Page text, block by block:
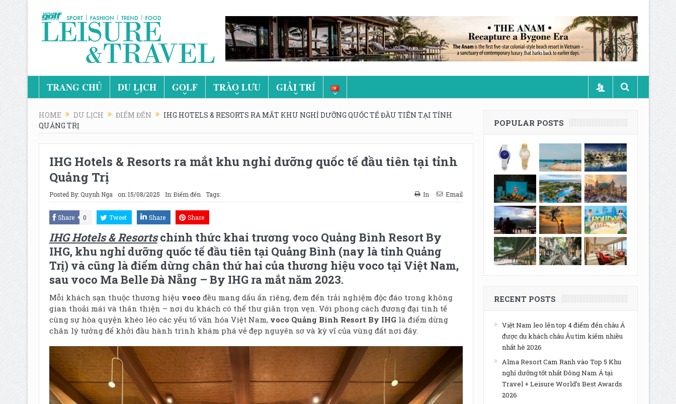
TRANG CHỦ DU LỊCH GOLF TRÀO LƯU GIẢI TRÍ
HOME DU LỊCH ĐIỂM ĐẾN
IHG HOTELS & RESORTS RA MẮT KHU NGHỈ DƯỠNG QUỐC TẾ ĐẦU TIÊN TẠI TỈNH
QUẢNG TRỊ
IHG Hotels & Resorts ra mắt khu nghỉ dưỡng quốc tế đầu tiên tại tỉnh
Quảng Trị
Posted By:Quynh Nga on:15/08/2025 In:Điểm đến Tags: In Email
Share 0 Tweet Share Share
IHG Hotels & Resortschính thức khai trương voco Quảng Bình Resort By
IHG, khu nghỉ dưỡng quốc tế đầu tiên tại Quảng Bình (nay là tỉnh Quảng
Trị) và cũng là điểm dừng chân thứ hai của thương hiệu voco tại Việt Nam,
sau voco Ma Belle Đà Nẵng – By IHG ra mắt năm 2023.
Mỗi khách sạn thuộc thương hiệu voco đều mang dấu ấn riêng, đem đến trải nghiệm độc đáo trong không
gian thoải mái và thân thiện – nơi du khách có thể thư giãn trọn vẹn. Với phong cách đương đại tinh tế
cùng sự hòa quyện khéo léo các yếu tố văn hóa Việt Nam, voco Quảng Bình Resort By IHG là điểm dừng
chân lý tưởng để khởi đầu hành trình khám phá vẻ đẹp nguyên sơ và kỳ vĩ của vùng đất nơi đây.
POPULAR POSTS
RECENT POSTS
Việt Nam leo lên top 4 điểm đến châu Á
được du khách châu Âu tìm kiếm nhiều
nhất hè 2026
Alma Resort Cam Ranh vào Top 5 Khu
nghỉ dưỡng tốt nhất Đông Nam Á tại
Travel + Leisure World’s Best Awards
2026